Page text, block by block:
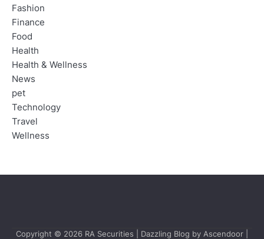
Fashion
Finance
Food
Health
Health & Wellness
News
pet
Technology
Travel
Wellness
Copyright © 2026 RA Securities | Dazzling Blog by Ascendoor